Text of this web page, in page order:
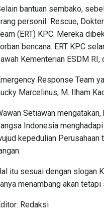
bantuan sembako,
personil Rescue,
(ERT) KPC. Mereka
bencana. ERT KPC
Kementerian ESDM RI,
Response Team
Marcelinus, M. Ilham
Setiawan
Indonesia
kepedulian Perusahaan
itu sesuai dengan slogan
menambang akan
Redaksi